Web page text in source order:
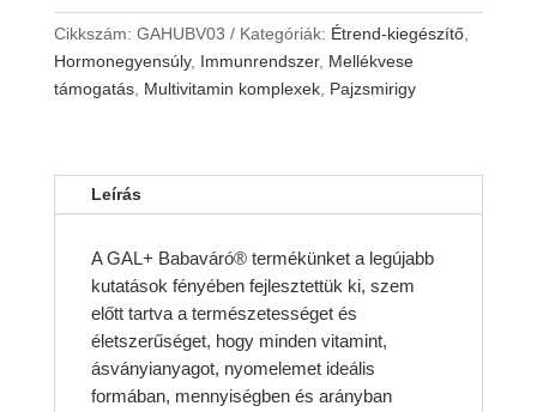
mennyiség
Cikkszám: GAHUBV03 Kategóriák: Étrend-kiegészítő,
Hormonegyensúly, Immunrendszer, Mellékvese
támogatás, Multivitamin komplexek, Pajzsmirigy
Leírás
A GAL+ Babaváró® termékünket a legújabb
kutatások fényében fejlesztettük ki, szem
előtt tartva a természetességet és
életszerűséget, hogy minden vitamint,
ásványianyagot, nyomelemet ideális
formában, mennyiségben és arányban